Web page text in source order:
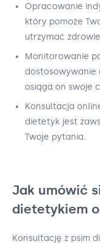
Opracowanie
który pomoże
utrzymać
Monitorowanie
dostosowywanie
osiąga on swoje
Konsultacja
dietetyk jest
Twoje pytania.
Jak umówić
dietetykiem
Konsultację z psim